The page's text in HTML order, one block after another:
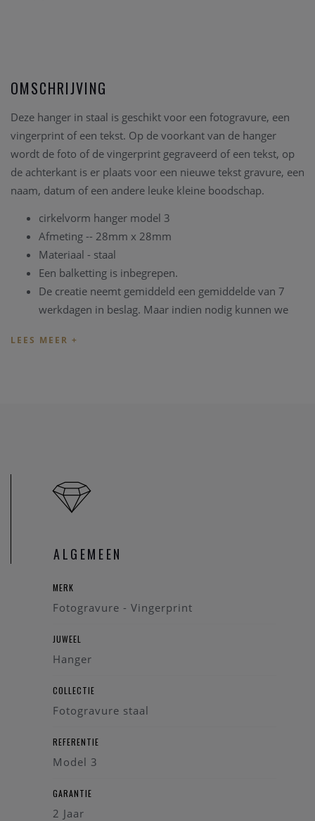
OMSCHRIJVING
Deze hanger in staal is geschikt voor een fotogravure, een
vingerprint of een tekst. Op de voorkant van de hanger
wordt de foto of de vingerprint gegraveerd of een tekst, op
de achterkant is er plaats voor een nieuwe tekst gravure, een
naam, datum of een andere leuke kleine boodschap.
cirkelvorm hanger model 3
Afmeting -- 28mm x 28mm
Materiaal - staal
Een balketting is inbegrepen.
De creatie neemt gemiddeld een gemiddelde van 7
werkdagen in beslag. Maar indien nodig kunnen we
hanger.
ALGEMEEN
MERK
Fotogravure - Vingerprint
JUWEEL
Hanger
COLLECTIE
Fotogravure staal
REFERENTIE
Model 3
GARANTIE
2 Jaar